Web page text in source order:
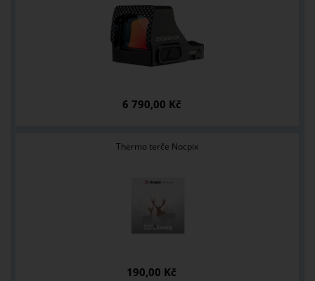
6 790,00 Kč
Thermo terče Nocpix
190,00 Kč